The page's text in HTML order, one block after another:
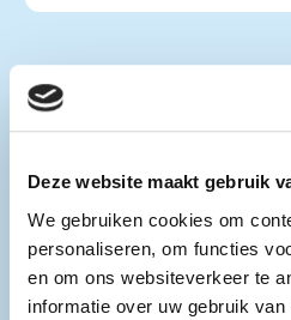
Deze website maakt gebruik
We gebruiken cookies om
personaliseren, om functies
en om ons websiteverkeer te
informatie over uw gebruik
Gegevens
Tel: 0226-345345
Website:https://gevelconcept.nl
Gevelconcept Kozijnen
Hoofdvestiging
de Mossel 19